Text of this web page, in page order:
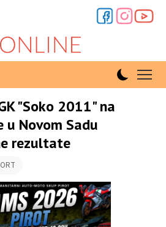
"Soko 2011" na
u Novom Sadu
rezultate